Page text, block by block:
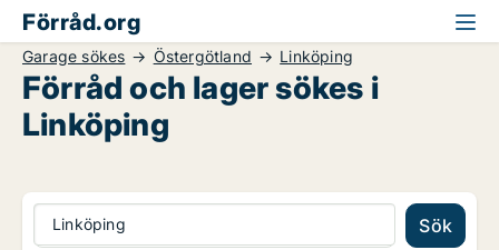
Förråd.org
Garage sökes Östergötland Linköping
Förråd och lager sökes i
Linköping
Linköping Sök